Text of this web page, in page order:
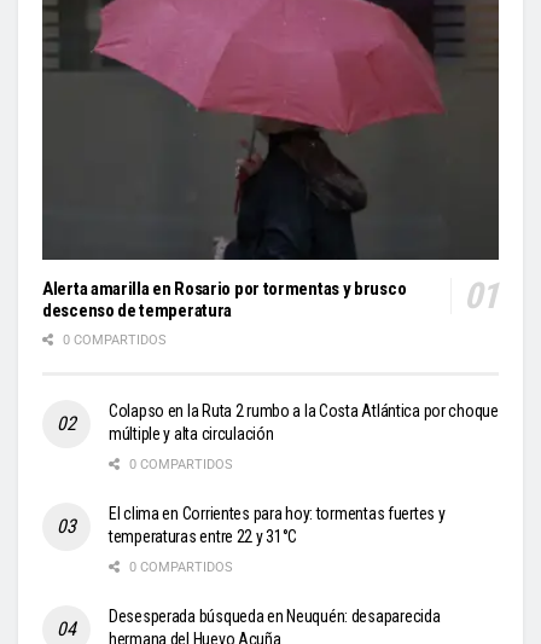
Alerta amarilla en Rosario por tormentas y brusco
descenso de temperatura
0 COMPARTIDOS
Colapso en la Ruta 2 rumbo a la Costa Atlántica por choque
múltiple y alta circulación
0 COMPARTIDOS
El clima en Corrientes para hoy: tormentas fuertes y
temperaturas entre 22 y 31°C
0 COMPARTIDOS
Desesperada búsqueda en Neuquén: desaparecida
hermana del Huevo Acuña